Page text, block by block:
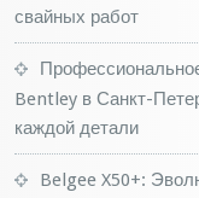
свайных работ
Bentley в Санкт-
каждой детали
Belgee X50+: